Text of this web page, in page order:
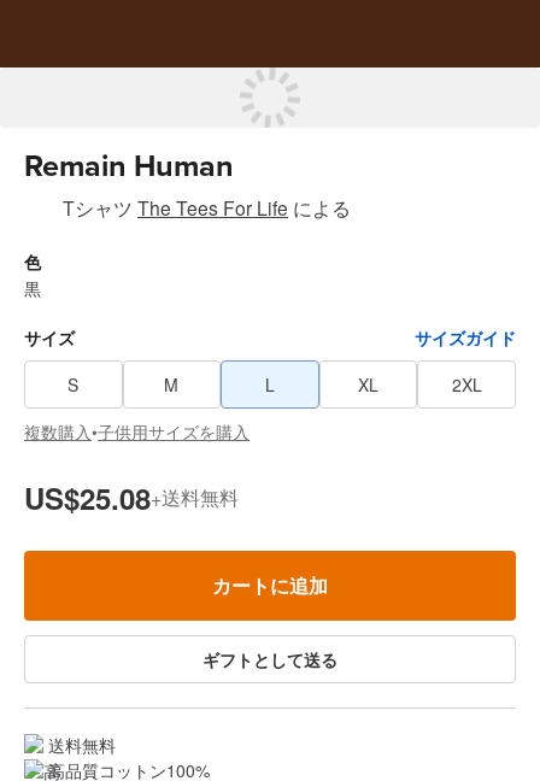
Remain Human
Tシャツ The Tees For Life による
色
黒
サイズ
サイズガイド
S
M L XL
2XL
複数購入•子供用サイズを購入
US$25.08+送料無料
カートに追加
ギフトとして送る
送料無料
高品質コットン100%